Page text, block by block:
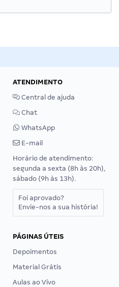
ATENDIMENTO
Central de ajuda
Chat
WhatsApp
E-mail
Horário de atendimento:
segunda a sexta (8h às 20h),
sábado (9h às 13h).
Foi aprovado?
Envie-nos a sua história!
PÁGINAS ÚTEIS
Depoimentos
Material Grátis
Aulas ao Vivo